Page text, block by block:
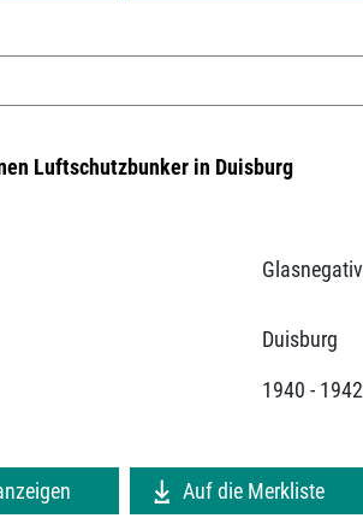
Luftschutzbunker in Duisburg
Glasnegativ
Duisburg
1940 - 1942
Auf die Merkliste